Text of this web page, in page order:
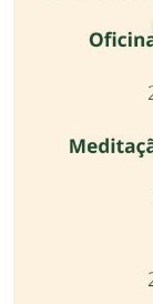
Gabinete de